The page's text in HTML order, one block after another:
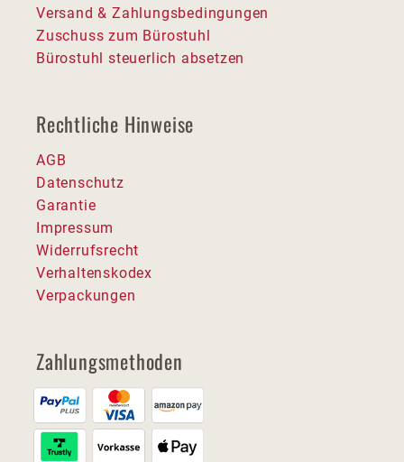
Versand & Zahlungsbedingungen
Zuschuss zum Bürostuhl
Bürostuhl steuerlich absetzen
Rechtliche Hinweise
AGB
Datenschutz
Garantie
Impressum
Widerrufsrecht
Verhaltenskodex
Verpackungen
Zahlungsmethoden